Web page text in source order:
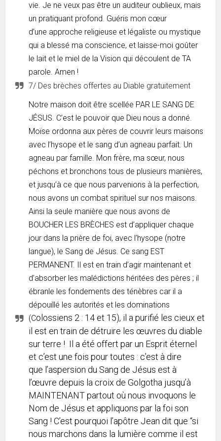
vie. Je ne veux pas être un auditeur oublieux, mais
un pratiquant profond. Guéris mon cœur
d’une approche religieuse et légaliste ou mystique
qui a blessé ma conscience, et laisse-moi goûter
le lait et le miel de la Vision qui découlent de TA
parole. Amen !
7/ Des brèches offertes au Diable gratuitement
Notre maison doit être scellée PAR LE SANG DE
JÉSUS. C’est le pouvoir que Dieu nous a donné.
Moïse ordonna aux pères de couvrir leurs maisons
avec l’hysope et le sang d’un agneau parfait. Un
agneau par famille. Mon frère, ma sœur, nous
péchons et bronchons tous de plusieurs manières,
et jusqu’à ce que nous parvenions à la perfection,
nous avons un combat spirituel sur nos maisons.
Ainsi la seule manière que nous avons de
BOUCHER LES BRÈCHES est d’appliquer chaque
jour dans la prière de foi, avec l’hysope (notre
langue), le Sang de Jésus. Ce sang EST
PERMANENT. Il est en train d’agir maintenant et
d’absorber les malédictions héritées des pères ; il
ébranle les fondements des ténèbres car il a
dépouillé les autorités et les dominations
(Colossiens 2 : 14 et 15), il a purifié les cieux et
il est en train de détruire les œuvres du diable
sur terre ! Il a été offert par un Esprit éternel
et c’est une fois pour toutes : c’est à dire
que l’aspersion du Sang de Jésus est à
l’œuvre depuis la croix de Golgotha jusqu’à
MAINTENANT partout où nous invoquons le
Nom de Jésus et appliquons par la foi son
Sang ! C’est pourquoi l’apôtre Jean dit que “si
nous marchons dans la lumière comme il est